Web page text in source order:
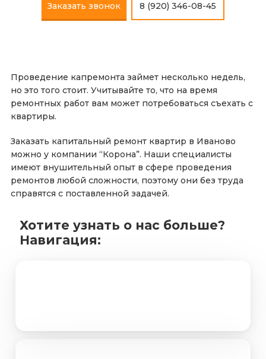
Заказать звонок 8 (920) 346-08-45
Проведение капремонта займет несколько недель,
но это того стоит. Учитывайте то, что на время
ремонтных работ вам может потребоваться съехать с
квартиры.
Заказать капитальный ремонт квартир в Иваново
можно у компании “Корона”. Наши специалисты
имеют внушительный опыт в сфере проведения
ремонтов любой сложности, поэтому они без труда
справятся с поставленной задачей.
Хотите узнать о нас больше?
Навигация: